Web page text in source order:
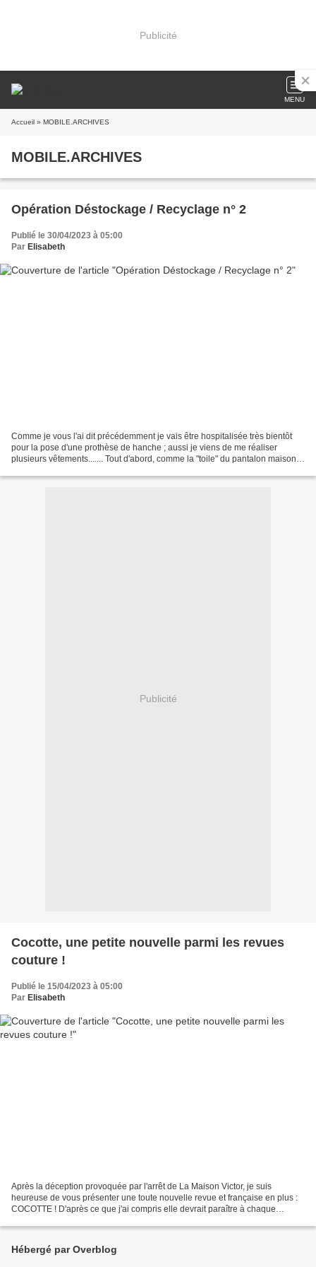
Publicité
MENU
Accueil » MOBILE.ARCHIVES
MOBILE.ARCHIVES
Opération Déstockage / Recyclage n° 2
Publié le 30/04/2023 à 05:00
Par Elisabeth
Comme je vous l'ai dit précédemment je vais être hospitalisée très bientôt
pour la pose d'une prothèse de hanche ; aussi je viens de me réaliser
plusieurs vêtements....... Tout d'abord, comme la "toile" du pantalon maison
Publicité
Cocotte, une petite nouvelle parmi les revues
couture !
Publié le 15/04/2023 à 05:00
Par Elisabeth
Après la déception provoquée par l'arrêt de La Maison Victor, je suis
heureuse de vous présenter une toute nouvelle revue et française en plus :
COCOTTE ! D'après ce que j'ai compris elle devrait paraître à chaque
Hébergé par Overblog